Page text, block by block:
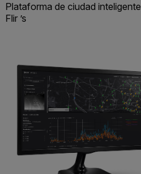
Plataforma de ciudad inteligente
Flir ’s